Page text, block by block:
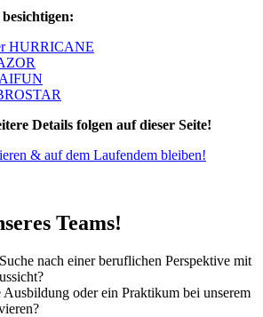
HURRICANE
Details folgen auf dieser Seite!
& auf dem Laufendem bleiben!
Teams!
nach einer beruflichen Perspektive mit
Ausbildung oder ein Praktikum bei unserem